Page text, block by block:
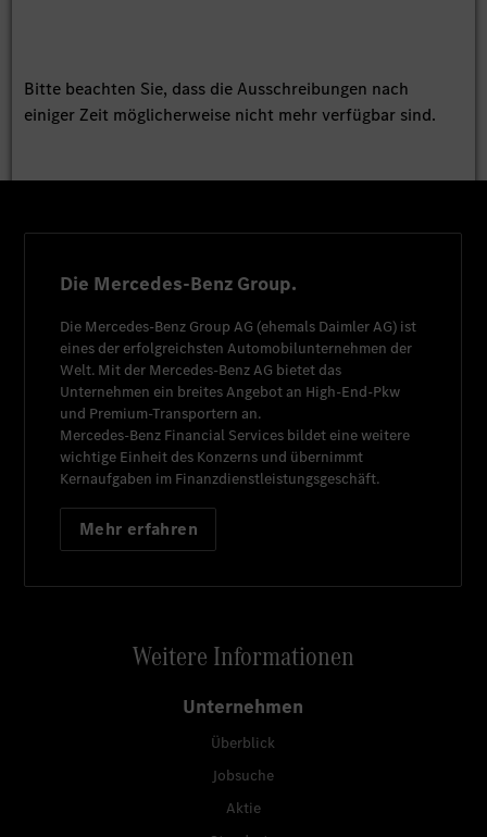
Bitte beachten Sie, dass die Ausschreibungen nach
einiger Zeit möglicherweise nicht mehr verfügbar sind.
Die Mercedes-Benz Group.
Die Mercedes-Benz Group AG (ehemals Daimler AG) ist
eines der erfolgreichsten Automobilunternehmen der
Welt. Mit der Mercedes-Benz AG bietet das
Unternehmen ein breites Angebot an High-End-Pkw
und Premium-Transportern an.
Mercedes-Benz Financial Services bildet eine weitere
wichtige Einheit des Konzerns und übernimmt
Kernaufgaben im Finanzdienstleistungsgeschäft.
Mehr erfahren
Weitere Informationen
Unternehmen
Überblick
Jobsuche
Aktie